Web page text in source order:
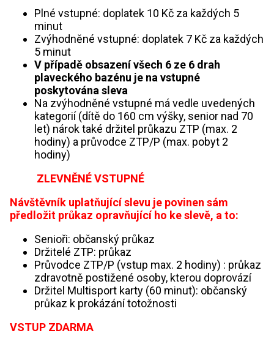
Plné vstupné: doplatek 10 Kč za každých 5
minut
Zvýhodněné vstupné: doplatek 7 Kč za každých
5 minut
V případě obsazení všech 6 ze 6 drah
plaveckého bazénu je na vstupné
poskytována sleva
Na zvýhodněné vstupné má vedle uvedených
kategorií (dítě do 160 cm výšky, senior nad 70
let) nárok také držitel průkazu ZTP (max. 2
hodiny) a průvodce ZTP/P (max. pobyt 2
hodiny)
ZLEVNĚNÉ VSTUPNÉ
Návštěvník uplatňující slevu je povinen sám
předložit průkaz opravňující ho ke slevě, a to:
Senioři: občanský průkaz
Držitelé ZTP: průkaz
Průvodce ZTP/P (vstup max. 2 hodiny) : průkaz
zdravotně postižené osoby, kterou doprovází
Držitel Multisport karty (60 minut): občanský
průkaz k prokázání totožnosti
VSTUP ZDARMA